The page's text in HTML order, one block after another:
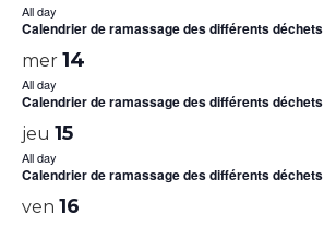
All day
Calendrier de ramassage des différents déchets
mer 14
All day
Calendrier de ramassage des différents déchets
jeu 15
All day
Calendrier de ramassage des différents déchets
ven 16